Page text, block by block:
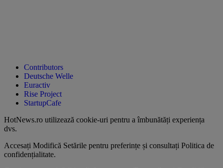
Contributors
Deutsche Welle
Euractiv
Rise Project
StartupCafe
HotNews.ro utilizează cookie-uri pentru a îmbunătăți experiența
dvs.
Accesați Modifică Setările pentru preferințe și consultați Politica de
confidențialitate.